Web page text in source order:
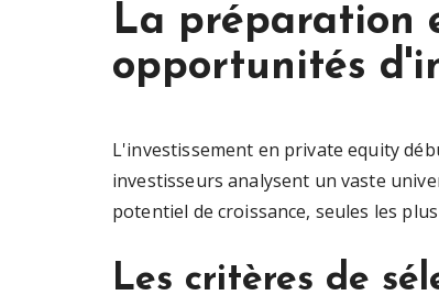
La préparation
opportunités
L'investissement en private equity
investisseurs analysent un vaste
potentiel de croissance, seules les
Les critères de